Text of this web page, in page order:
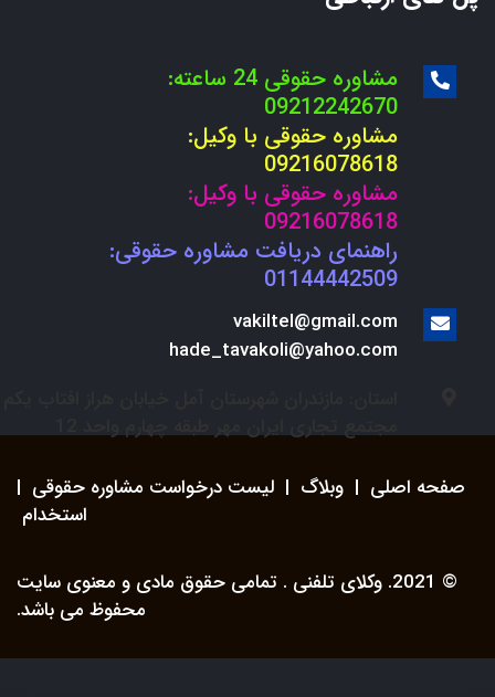
مشاوره حقوقی 24 ساعته:
09212242670
مشاوره حقوقی با وکیل:
09216078618
مشاوره حقوقی با وکیل:
09216078618
راهنمای دریافت مشاوره حقوقی:
01144442509
vakiltel@gmail.com
hade_tavakoli@yahoo.com
صفحه اصلی | وبلاگ | لیست درخواست مشاوره حقوقی |
استخدام
© 2021. وکلای تلفنی . تمامی حقوق مادی و معنوی سایت
محفوظ می باشد.